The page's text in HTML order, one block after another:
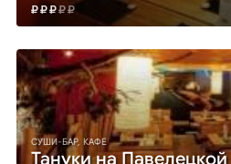
СУШИ-БАР, КАФЕ
Тануки на Павелецкой